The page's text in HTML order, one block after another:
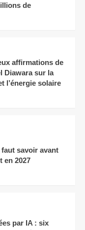
de
affirmations de
Diawara sur la
l’énergie solaire
faut savoir avant
en 2027
par IA : six